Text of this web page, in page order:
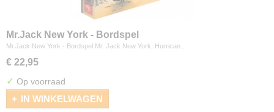
Mr.Jack New York - Bordspel
Mr.Jack New York - Bordspel Mr. Jack New York, Hurrican…
€ 22,95
✓ Op voorraad
IN WINKELWAGEN